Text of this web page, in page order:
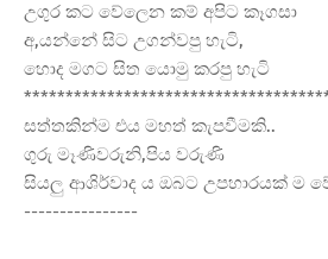
උගුර කට වේලෙන කම් අපිට කෑගසා
අ,යන්නේ සිට උගන්වපු හැටි,
හොද මගට සිත යොමු කරපු හැටි
සත්තකින්ම එය මහත් කැපවීමකි..
ගුරු මෑණිවරුනි,පිය වරුණි
සියලු ආශිර්වාද ය ඔබට උපහාරයක් ම
----------------